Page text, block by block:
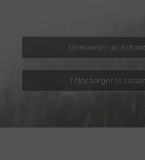
Demander un
Télécharger le